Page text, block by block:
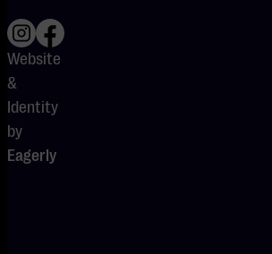
Website
&
Identity
by
Eagerly
kan zijn. Dit
artikel is
geschreven in
samenwerking
met De
Bassist.